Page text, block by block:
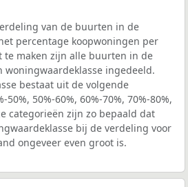
van de buurten in de
percentage koopwoningen per
te maken zijn alle buurten in de
woningwaardeklasse ingedeeld.
bestaat uit de volgende
50%-60%, 60%-70%, 70%-80%,
categorieën zijn zo bepaald dat
bij de verdeling voor
ongeveer even groot is.